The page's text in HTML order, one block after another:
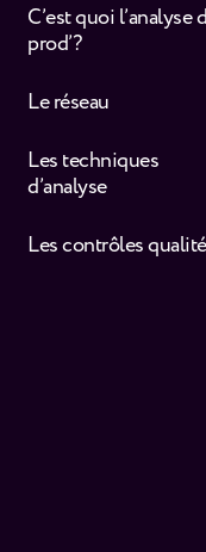
C’est quoi l’analyse
prod’ ?
Le réseau
Les techniques
d’analyse
Les contrôles qualité